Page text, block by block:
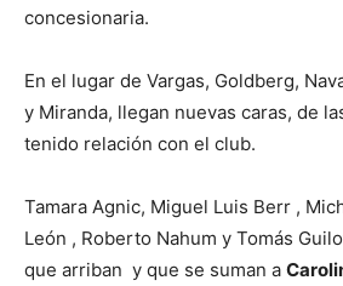
concesionaria.
En el lugar de Vargas, Goldberg,
y Miranda, llegan nuevas caras, de
tenido relación con el club.
Tamara Agnic, Miguel Luis Berr ,
León , Roberto Nahum y Tomás
que arriban y que se suman a